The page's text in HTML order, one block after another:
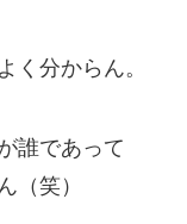
く分からん。
誰であって
（笑）